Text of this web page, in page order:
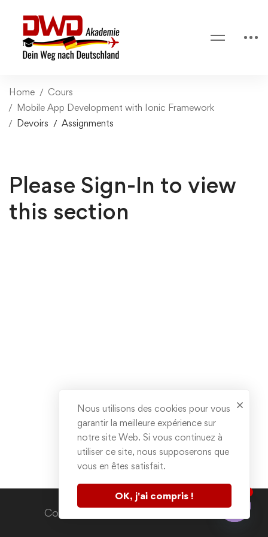
Home
Cours
Mobile App Development with Ionic Framework
Devoirs
Assignments
Please Sign-In to view
this section
Copyright © 2020. All rights reserved.
Nous utilisons des cookies pour vous
garantir la meilleure expérience sur
notre site Web. Si vous continuez à
utiliser ce site, nous supposerons que
vous en êtes satisfait.
OK, j'ai compris !
Contactez nous